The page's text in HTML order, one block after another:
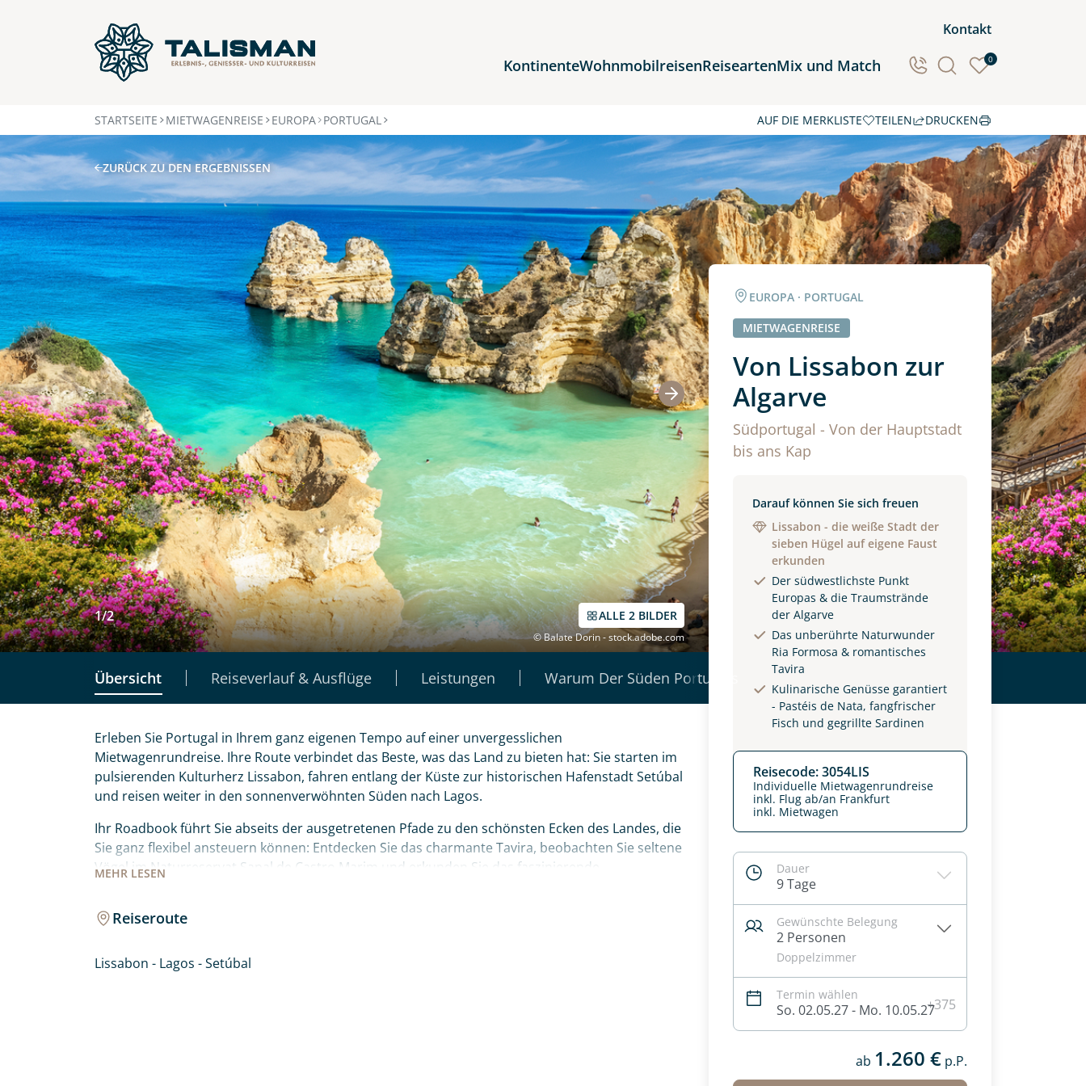
Kontakt
KontinenteWohnmobilreisenReiseartenMix und Match 0
Afrika
Asien
Europa
Nordamerika
Ozeanien
Südamerika
STARTSEITE MIETWAGENREISE EUROPA PORTUGAL AUF DIE MERKLISTE TEILEN DRUCKEN
ZURÜCK ZU DEN ERGEBNISSEN
1/2 ALLE 2 BILDER
© Balate Dorin - stock.adobe.com
Übersicht Reiseverlauf & Ausflüge Leistungen Warum Der Süden Portugals
EUROPA · PORTUGAL
MIETWAGENREISE
Von Lissabon zur
Algarve
Südportugal - Von der Hauptstadt
bis ans Kap
Darauf können Sie sich freuen
Lissabon - die weiße Stadt der
sieben Hügel auf eigene Faust
erkunden
Der südwestlichste Punkt
Europas & die Traumstrände
der Algarve
Das unberührte Naturwunder
Ria Formosa & romantisches
Tavira
Kulinarische Genüsse garantiert
- Pastéis de Nata, fangfrischer
Fisch und gegrillte Sardinen
Reisecode: 3054LIS
Individuelle Mietwagenrundreise
inkl. Flug ab/an Frankfurt
inkl. Mietwagen
Dauer
9 Tage
Gewünschte Belegung
2 Personen
Doppelzimmer
Termin wählen
So. 02.05.27 - Mo. 10.05.27+375
ab 1.260 € p.P.
MEHR LESEN
Erleben Sie Portugal in Ihrem ganz eigenen Tempo auf einer unvergesslichen
Mietwagenrundreise. Ihre Route verbindet das Beste, was das Land zu bieten hat: Sie starten im
pulsierenden Kulturherz Lissabon, fahren entlang der Küste zur historischen Hafenstadt Setúbal
und reisen weiter in den sonnenverwöhnten Süden nach Lagos.
Ihr Roadbook führt Sie abseits der ausgetretenen Pfade zu den schönsten Ecken des Landes, die
Sie ganz flexibel ansteuern können: Entdecken Sie das charmante Tavira, beobachten Sie seltene
Vögel im Naturreservat Sapal de Castro Marim und erkunden Sie das faszinierende
hinauf in die idyllische Bergwelt von Monchique. Ihr ganz persönliches Portugal-Abenteuer
Reiseroute
Lissabon - Lagos - Setúbal